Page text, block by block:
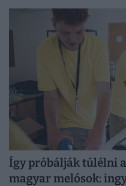
védelmében.
Így próbálják túlélni
magyar melósok: